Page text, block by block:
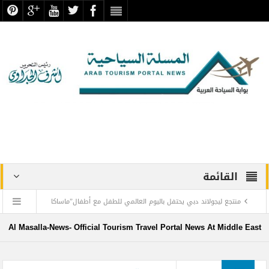
القائمة
منتجع ليجولاند دبي يحتفل باليوم العالمي للطفل مع أطفال”ماساكا
كيدز أفريكانا”
Al Masalla-News- Official Tourism Travel Portal News At Middle East